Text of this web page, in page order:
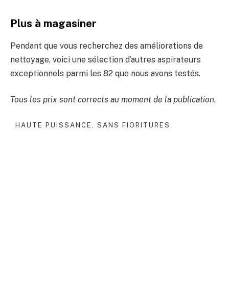
Plus à magasiner
Pendant que vous recherchez des améliorations de
nettoyage, voici une sélection d’autres aspirateurs
exceptionnels parmi les 82 que nous avons testés.
Tous les prix sont corrects au moment de la publication.
HAUTE PUISSANCE, SANS FIORITURES